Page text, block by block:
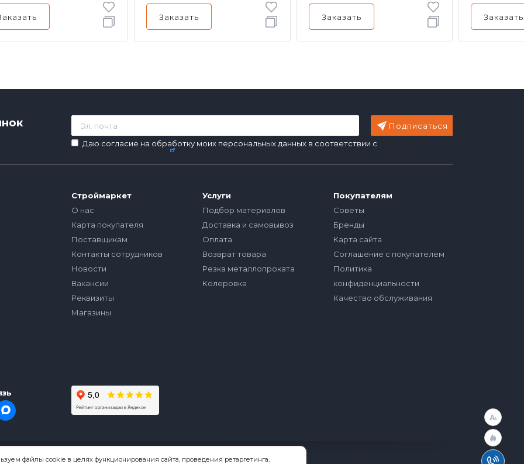
Заказать Заказать Заказать
Подписаться
Даю согласие на обработку моих персональных данных в соответствии с
Строймаркет
О нас
Карта покупателя
Поставщикам
Контакты сотрудников
Новости
Вакансии
Реквизиты
Магазины
Услуги
Подбор материалов
Доставка и самовывоз
Оплата
Возврат товара
Резка металлопроката
Колеровка
Покупателям
Советы
Бренды
Карта сайта
Соглашение с покупателем
Политика
конфиденциальности
Качество обслуживания
файлы cookie в целях функционирования сайта, проведения ретаргетинга,